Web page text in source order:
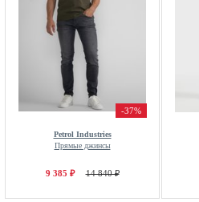
-37%
Petrol Industries
Прямые джинсы
9 385 ₽ 14 840 ₽